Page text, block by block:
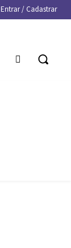
Entrar / Cadastrar